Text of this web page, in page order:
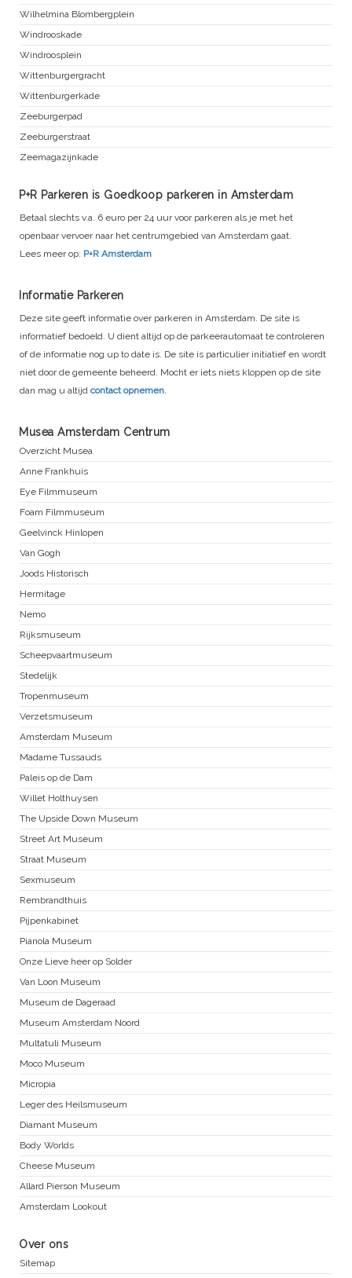
Wilhelmina Blombergplein
Windrooskade
Windroosplein
Wittenburgergracht
Wittenburgerkade
Zeeburgerpad
Zeeburgerstraat
Zeemagazijnkade
P+R Parkeren is Goedkoop parkeren in Amsterdam
Betaal slechts v.a. 6 euro per 24 uur voor parkeren als je met het
openbaar vervoer naar het centrumgebied van Amsterdam gaat.
Lees meer op: P+R Amsterdam
Informatie Parkeren
Deze site geeft informatie over parkeren in Amsterdam. De site is
informatief bedoeld. U dient altijd op de parkeerautomaat te controleren
of de informatie nog up to date is. De site is particulier initiatief en wordt
niet door de gemeente beheerd. Mocht er iets niets kloppen op de site
dan mag u altijd contact opnemen
Musea Amsterdam Centrum
Overzicht Musea
Anne Frankhuis
Eye Filmmuseum
Foam Filmmuseum
Geelvinck Hinlopen
Van Gogh
Joods Historisch
Hermitage
Nemo
Rijksmuseum
Scheepvaartmuseum
Stedelijk
Tropenmuseum
Verzetsmuseum
Amsterdam Museum
Madame Tussauds
Paleis op de Dam
Willet Holthuysen
The Upside Down Museum
Street Art Museum
Straat Museum
Sexmuseum
Rembrandthuis
Pijpenkabinet
Pianola Museum
Onze Lieve heer op Solder
Van Loon Museum
Museum de Dageraad
Museum Amsterdam Noord
Multatuli Museum
Moco Museum
Micropia
Leger des Heilsmuseum
Diamant Museum
Body Worlds
Cheese Museum
Allard Pierson Museum
Amsterdam Lookout
Over ons
Sitemap